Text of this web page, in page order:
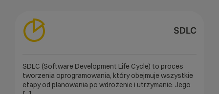
SDLC
SDLC (Software Development Life Cycle) to proces
tworzenia oprogramowania, który obejmuje wszystkie
etapy od planowania po wdrożenie i utrzymanie. Jego